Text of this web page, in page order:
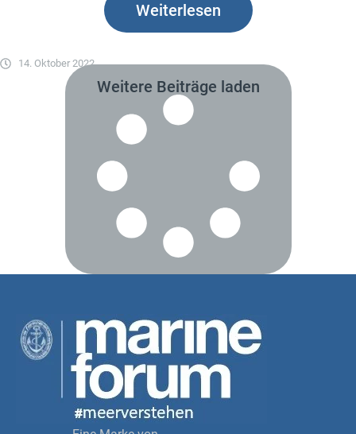
14. Oktober 2022
Weiterlesen
Weitere Beiträge laden